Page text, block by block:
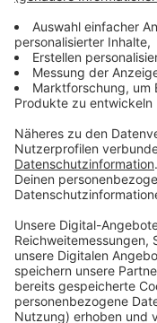
Bei euch läuft das
Küche im Radio.
er uns täglich mit
Nachkochen oder
uns mit in seine
Geheimnisse eines
Kitchen Club by
Gourmets und
wissen, dass
Ersatzteil fürs
Extraklasse.